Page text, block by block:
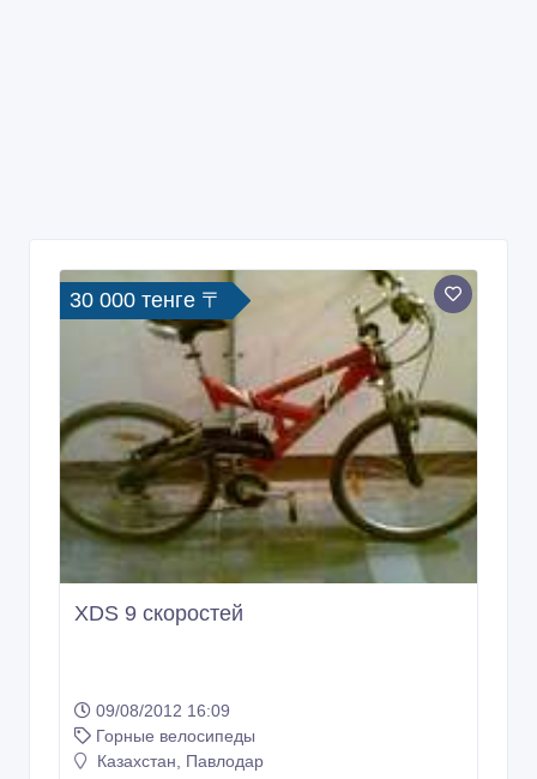
30 000 тенге 〒
XDS 9 скоростей
09/08/2012 16:09
Горные велосипеды
Казахстан, Павлодар